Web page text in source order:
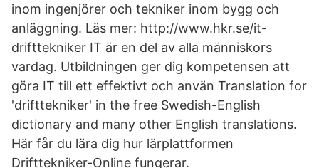
inom ingenjörer och tekniker inom bygg och
anläggning. Läs mer: http://www.hkr.se/it-
drifttekniker IT är en del av alla människors
vardag. Utbildningen ger dig kompetensen att
göra IT till ett effektivt och använ Translation for
'drifttekniker' in the free Swedish-English
dictionary and many other English translations.
Här får du lära dig hur lärplattformen
Drifttekniker-Online fungerar.